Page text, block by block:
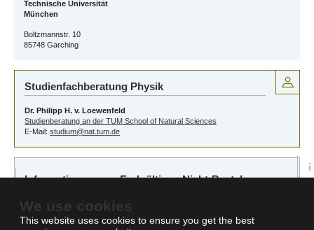
We use cookies
This website uses cookies to ensure you get the best
Technische Universität
München
Boltzmannstr. 10
85748 Garching
Studienfachberatung Physik
Dr. Philipp H. v. Loewenfeld
Studienberatung an der TUM School of Natural Sciences
E-Mail: studium@nat.tum.de
Informationen zum Endgültigen Nicht-Bestehen